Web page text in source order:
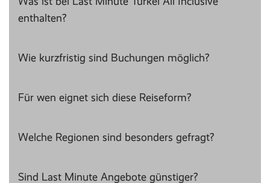
enthalten?
Wie kurzfristig sind Buchungen möglich?
Für wen eignet sich diese Reiseform?
Welche Regionen sind besonders gefragt?
Sind Last Minute Angebote günstiger?